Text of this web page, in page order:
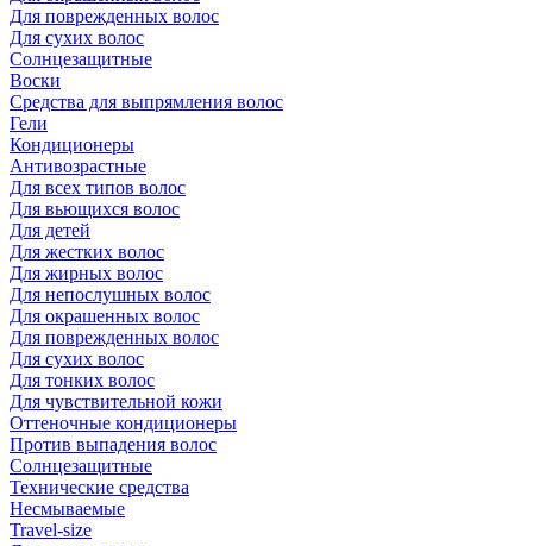
Для поврежденных волос
Для сухих волос
Солнцезащитные
Воски
Средства для выпрямления волос
Гели
Кондиционеры
Антивозрастные
Для всех типов волос
Для вьющихся волос
Для детей
Для жестких волос
Для жирных волос
Для непослушных волос
Для окрашенных волос
Для поврежденных волос
Для сухих волос
Для тонких волос
Для чувствительной кожи
Оттеночные кондиционеры
Против выпадения волос
Солнцезащитные
Технические средства
Несмываемые
Travel-size